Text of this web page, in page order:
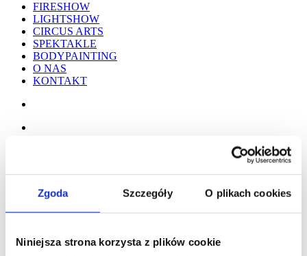
Zgoda Szczegóły O plikach cookies
Niniejsza strona korzysta z plików cookie
FIRESHOW
LIGHTSHOW
CIRCUS ARTS
SPEKTAKLE
BODYPAINTING
O NAS
KONTAKT